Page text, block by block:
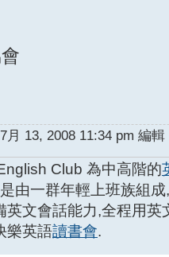
月 13, 2008 11:34 pm 編
Club 為中高階的
由一群年輕上班族組
英文會話能力,全程用
樂英語讀書會.